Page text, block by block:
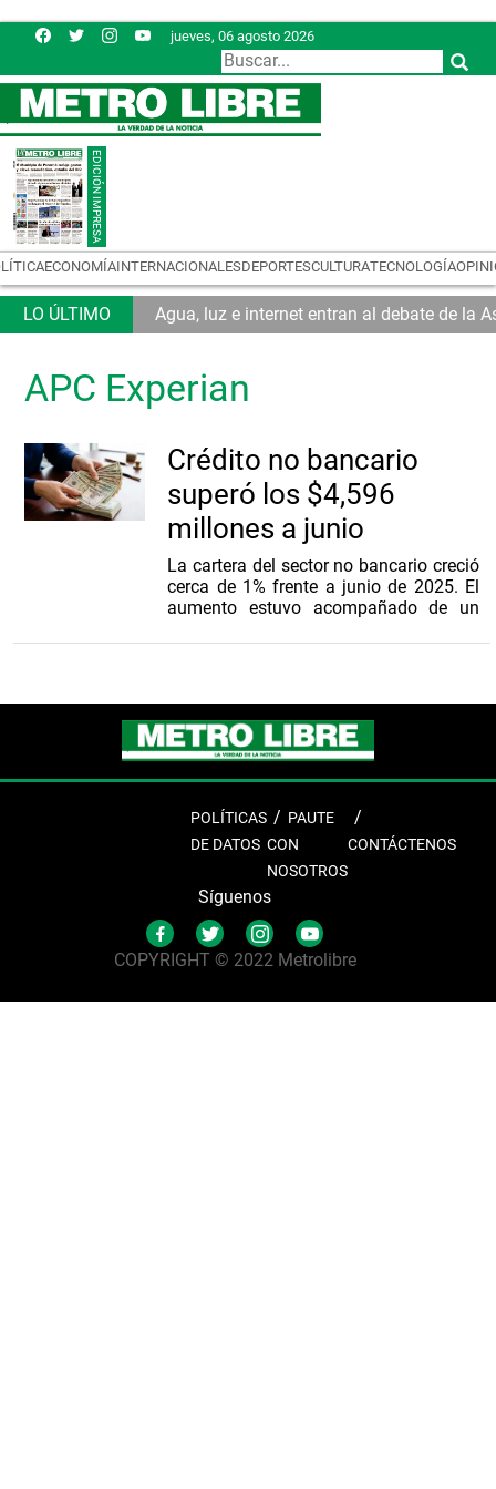
jueves, 06 agosto 2026
ECONOMÍAINTERNACIONALESDEPORTESCULTURATECNOLOGÍA
Agua, luz e internet entran al debate de la
APC Experian
Crédito no bancario
superó los $4,596
millones a junio
La cartera del sector no bancario creció
cerca de 1% frente a junio de 2025. El
aumento estuvo acompañado de un
POLÍTICAS
DE DATOS
PAUTE
CON
NOSOTROS
CONTÁCTENOS
Síguenos
COPYRIGHT © 2022 Metrolibre